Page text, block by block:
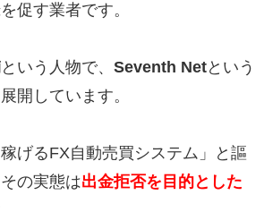
促す業者です。
という人物で、 Seventh Netという
開しています。
げるFX自動売買システム」と謳
の実態は出金拒否を目的とした